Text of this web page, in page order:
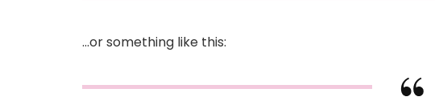
…or something like this: